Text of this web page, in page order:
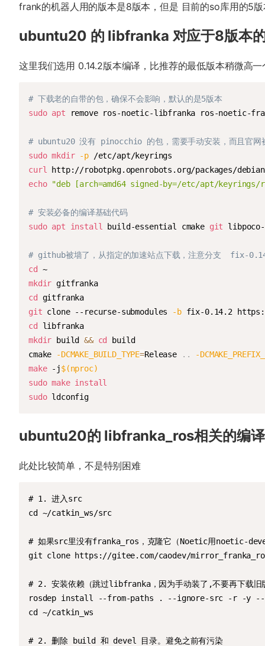
frank的机器人用的版本是8版本，但是 目前的so库用的
ubuntu20 的 libfranka 对应于8版本
这里我们选用 0.14.2版本编译，比推荐的最低版本稍微高
# 下载老的自带的包，确保不会影响，默认的是5版本
sudo apt remove ros-noetic-libfranka ros-noetic-
# ubuntu20 没有 pinocchio 的包，需要手动安装，而且官网
sudo mkdir -p
curl
http://robotpkg.openrobots.org/packages/
echo
"deb [arch=amd64 signed-by=/etc/apt/
# 安装必备的编译基础代码
sudo apt install build-essential cmake git
# github被墙了，从指定的加速站点下载，注意分支  fix-
cd
~
mkdir
gitfranka
cd
git clone --recurse-submodules
-b
cd
mkdir build && cd
build
cmake
-DCMAKE_BUILD_TYPE=Release ..
-
make -j$(nproc)
sudo make install
sudo ldconfig
ubuntu20的 libfranka_ros相关的编译
此处比较简单，不是特别困难
# 1. 进入src
cd ~/catkin_ws/src
# 如果src里没有franka_ros，克隆它（Noetic用noetic-
git clone https://gitee.com/caodev/
# 2. 安装依赖（跳过libfranka，因为手动装了,不要再下载旧
rosdep install --from-paths . --ignore-src -r -y --
cd ~/catkin_ws
# 2. 删除 build 和 devel 目录。避免之前有污染